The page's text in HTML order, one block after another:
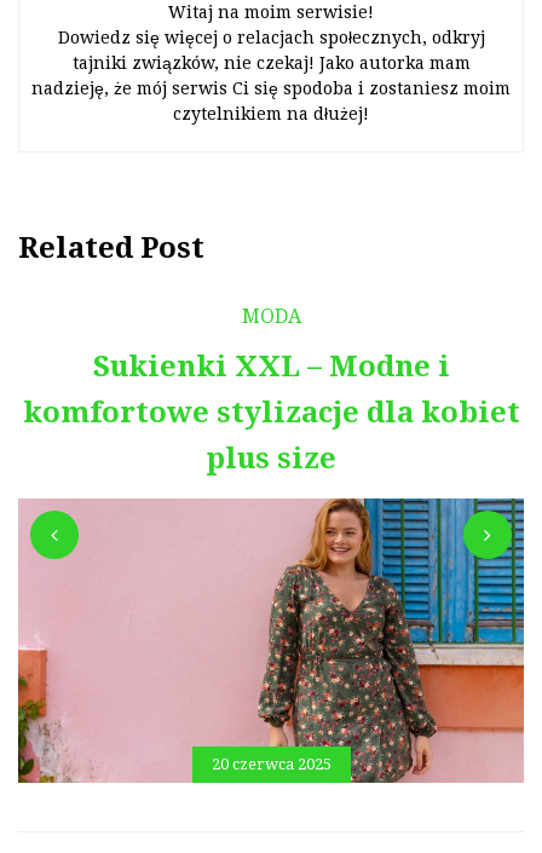
Witaj na moim serwisie!
Dowiedz się więcej o relacjach społecznych, odkryj
tajniki związków, nie czekaj! Jako autorka mam
nadzieję, że mój serwis Ci się spodoba i zostaniesz moim
czytelnikiem na dłużej!
Related Post
MODA
Sukienki XXL – Modne i
komfortowe stylizacje dla kobiet
plus size
20 czerwca 2025